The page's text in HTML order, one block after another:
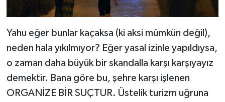
Yahu eğer bunlar kaçaksa (ki aksi mümkün değil),
neden hala yıkılmıyor? Eğer yasal izinle yapıldıysa,
o zaman daha büyük bir skandalla karşı karşıyayız
demektir. Bana göre bu, şehre karşı işlenen
ORGANİZE BİR SUÇTUR. Üstelik turizm uğruna